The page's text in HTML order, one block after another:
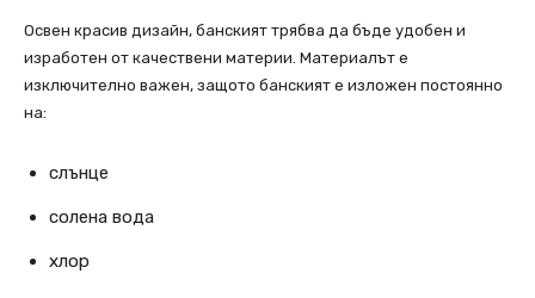
Освен красив дизайн, банският трябва да бъде удобен и
изработен от качествени материи. Материалът е
изключително важен, защото банският е изложен постоянно
на:
слънце
солена вода
хлор